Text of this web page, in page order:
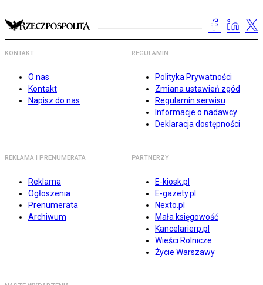
KONTAKT
O nas
Kontakt
Napisz do nas
REGULAMIN
Polityka Prywatności
Zmiana ustawień zgód
Regulamin serwisu
Informacje o nadawcy
Deklaracja dostępności
REKLAMA I PRENUMERATA
Reklama
Ogłoszenia
Prenumerata
Archiwum
PARTNERZY
E-kiosk.pl
E-gazety.pl
Nexto.pl
Mała księgowość
Kancelarierp.pl
Wieści Rolnicze
Życie Warszawy